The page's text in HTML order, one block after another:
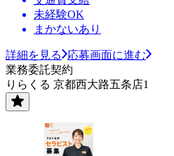
未経験OK
まかないあり
詳細を見る
応募画面に進む
業務委託契約
りらくる 京都西大路五条店1